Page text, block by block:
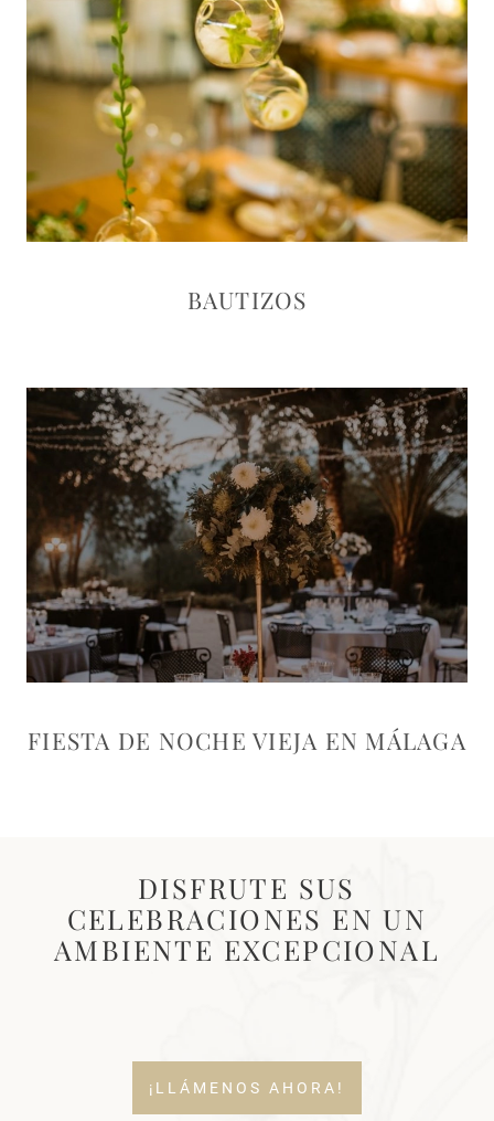
BAUTIZOS
FIESTA DE NOCHE VIEJA EN MÁLAGA
DISFRUTE SUS
CELEBRACIONES EN UN
AMBIENTE EXCEPCIONAL
¡LLÁMENOS AHORA!